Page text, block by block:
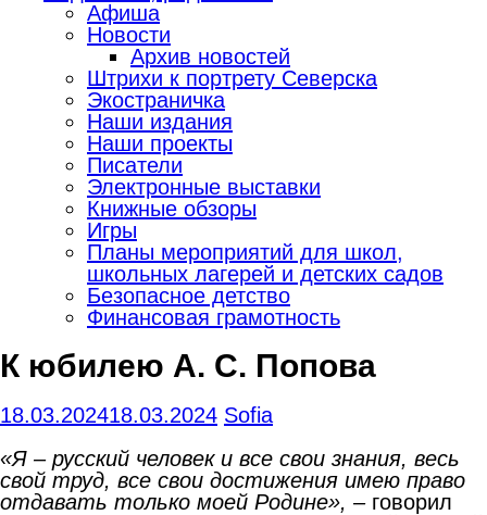
Афиша
Новости
Архив новостей
Штрихи к портрету Северска
Экостраничка
Наши издания
Наши проекты
Писатели
Электронные выставки
Книжные обзоры
Игры
Планы мероприятий для школ,
школьных лагерей и детских садов
Безопасное детство
Финансовая грамотность
К юбилею А. С. Попова
18.03.202418.03.2024 Sofia
«Я – русский человек и все свои знания, весь
свой труд, все свои достижения имею право
отдавать только моей Родине», –говорил